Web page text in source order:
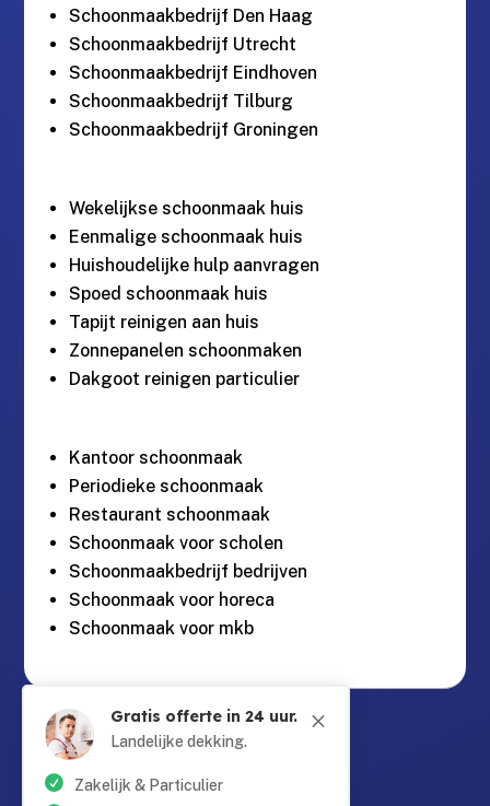
Schoonmaakbedrijf Den Haag
Schoonmaakbedrijf Utrecht
Schoonmaakbedrijf Eindhoven
Schoonmaakbedrijf Tilburg
Schoonmaakbedrijf Groningen
Wekelijkse schoonmaak huis
Eenmalige schoonmaak huis
Huishoudelijke hulp aanvragen
Spoed schoonmaak huis
Tapijt reinigen aan huis
Zonnepanelen schoonmaken
Dakgoot reinigen particulier
Kantoor schoonmaak
Periodieke schoonmaak
Restaurant schoonmaak
Schoonmaak voor scholen
Schoonmaakbedrijf bedrijven
Schoonmaak voor horeca
Schoonmaak voor mkb

Guntersteinweg 377,
2531KA Den Haag
M
Gratis offerte in 24 uur.
Landelijke dekking.
Zakelijk & Particulier